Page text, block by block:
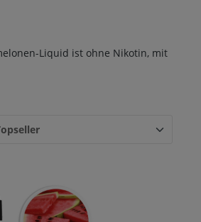
Liquid ist ohne Nikotin, mit